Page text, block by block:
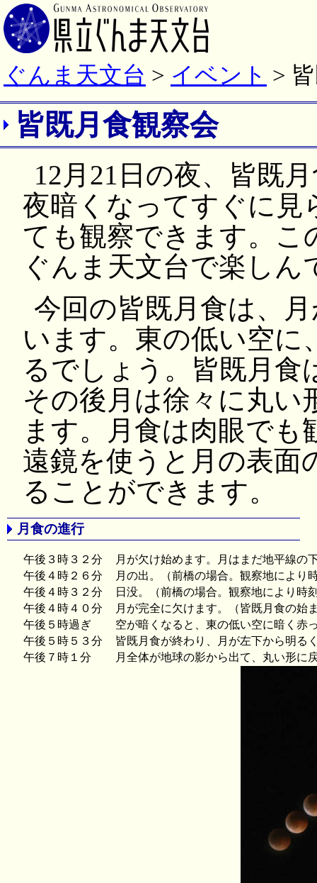
ぐんま天文台 > イベント >
皆既月食観察会
12月21日の夜、皆既
夜暗くなってすぐに見
ても観察できます。こ
ぐんま天文台で楽しん
今回の皆既月食は、
います。東の低い空に
るでしょう。皆既月食
その後月は徐々に丸い
ます。月食は肉眼で
遠鏡を使うと月の表面
ることができます。
月食の進行
午後３時３２分
月が欠け始めます。月はまだ地平線の
午後４時２６分
月の出。（前橋の場合。観察地により
午後４時３２分
日没。（前橋の場合。観察地により時
午後４時４０分
月が完全に欠けます。（皆既月食の始
午後５時過ぎ
空が暗くなると、東の低い空に暗く赤
午後５時５３分
皆既月食が終わり、月が左下から明る
午後７時１分
月全体が地球の影から出て、丸い形に